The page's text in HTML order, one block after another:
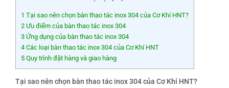
1 Tại sao nên chọn bàn thao tác inox 304 của Cơ Khí HNT?
2 Ưu điểm của bàn thao tác inox 304
3 Ứng dụng của bàn thao tác inox 304
4 Các loại bàn thao tác inox 304 của Cơ Khí HNT
5 Quy trình đặt hàng và giao hàng
Tại sao nên chọn bàn thao tác inox 304 của Cơ Khí HNT?